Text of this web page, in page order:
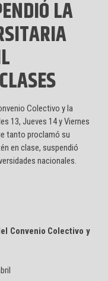
LA
Colectivo y la
13, Jueves 14 y Viernes
tanto proclamó su
en clase, suspendió
nacionales.
Convenio Colectivo y